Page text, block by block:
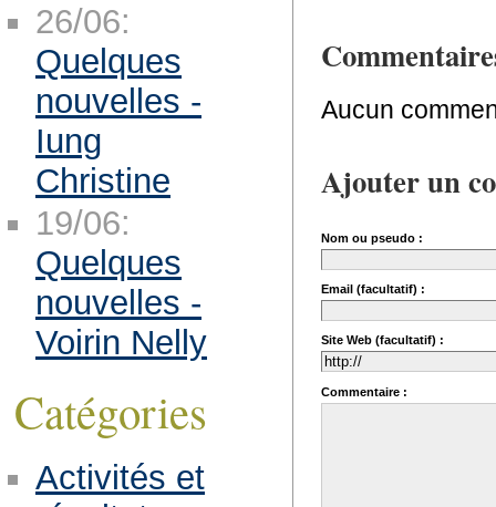
Aucun
Ajouter un
Nom ou pseudo :
Email (facultatif) :
Site Web (facultatif) :
Commentaire :
26/06:
Quelques
nouvelles -
Iung
Christine
19/06:
Quelques
nouvelles -
Voirin Nelly
Catégories
Activités et